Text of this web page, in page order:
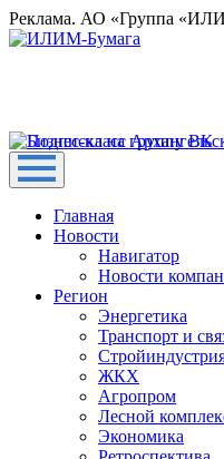
Реклама. АО «Группа
Главная
Новости
Навигатор
Новости
Регион
Энергетика
Транспорт и
ЖКХ
Агропром
Лесной
Экономика